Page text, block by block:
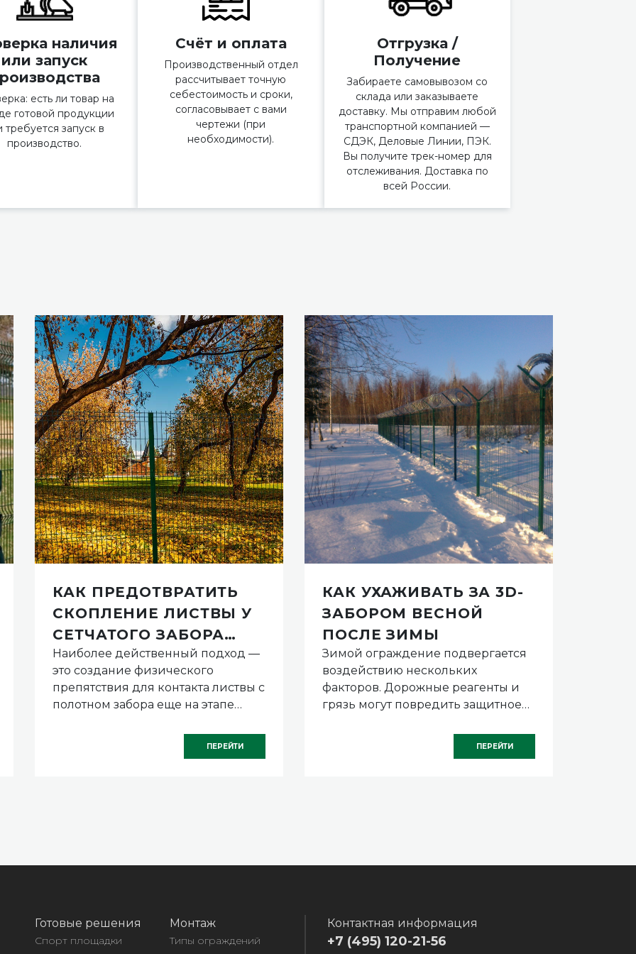
наличия
или запуск
есть ли товар на
готовой продукции
требуется запуск в
производство.
Счёт и оплата
Производственный отдел
рассчитывает точную
себестоимость и сроки,
согласовывает с вами
чертежи (при
необходимости).
Отгрузка /
Получение
Забираете самовывозом со
склада или заказываете
доставку. Мы отправим любой
транспортной компанией —
СДЭК, Деловые Линии, ПЭК.
Вы получите трек-номер для
отслеживания. Доставка по
всей России.
КАК ПРЕДОТВРАТИТЬ
СКОПЛЕНИЕ ЛИСТВЫ У
СЕТЧАТОГО ЗАБОРА
ОСЕНЬЮ
Наиболее действенный подход —
это создание физического
препятствия для контакта листвы с
полотном забора еще на этапе
его установки, с внутренней
стороны, в землю вкапывают
ПЕРЕЙТИ
КАК УХАЖИВАТЬ ЗА 3D-
ЗАБОРОМ ВЕСНОЙ
ПОСЛЕ ЗИМЫ
Зимой ограждение подвергается
воздействию нескольких
факторов. Дорожные реагенты и
грязь могут повредить защитное
и влажность иногда приводят к
ПЕРЕЙТИ
Готовые решения
Спорт площадки
Монтаж
Типы ограждений
Контактная информация
+7 (495) 120-21-56